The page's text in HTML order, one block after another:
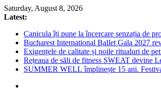
Skip
to
Saturday, August 8, 2026
Latest:
Canicula îți pune la încercare senzația de
Bucharest International Ballet Gala 2027
Exigențele de calitate și noile ritualuri de
Rețeaua de săli de fitness SWEAT devine
SUMMER WELL împlinește 15 ani.